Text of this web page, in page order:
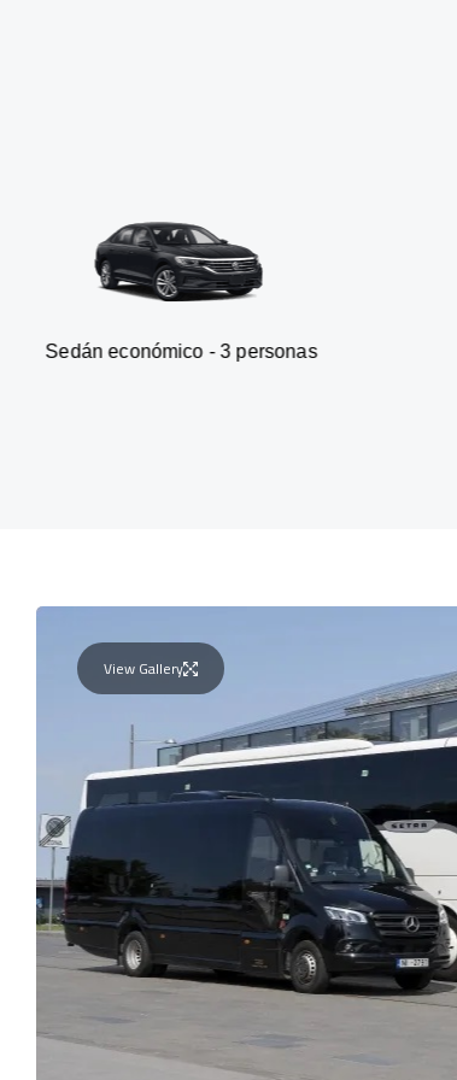
- 3 personas
View Gallery